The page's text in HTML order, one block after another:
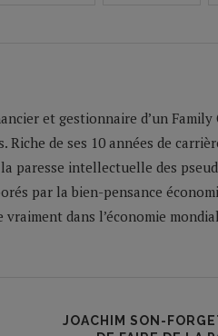
et gestionnaire d’un Family
de ses 10 années de
paresse intellectuelle des
par la bien-pensance
dans l’économie
JOACHIM SON-